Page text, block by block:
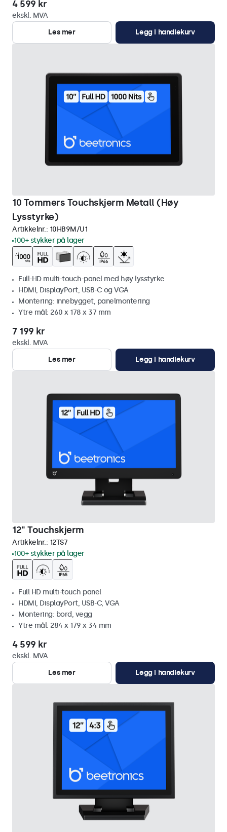
4 599 kr
ekskl. MVA
Les mer
Legg i handlekurv
10 Tommers Touchskjerm Metall (Høy
Lysstyrke)
Artikkelnr.: 10HB9M/U1
100+ stykker på lager
Full-HD multi-touch-panel med høy lysstyrke
HDMI, DisplayPort, USB-C og VGA
Montering: innebygget, panelmontering
Ytre mål: 260 x 178 x 37 mm
7 199 kr
ekskl. MVA
Les mer
Legg i handlekurv
12" Touchskjerm
Artikkelnr.: 12TS7
100+ stykker på lager
Full HD multi-touch panel
HDMI, DisplayPort, USB-C, VGA
Montering: bord, vegg
Ytre mål: 284 x 179 x 34 mm
4 599 kr
ekskl. MVA
Les mer
Legg i handlekurv